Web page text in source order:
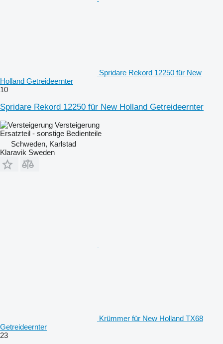
Spridare Rekord 12250 für New
Holland Getreideernter
10
Spridare Rekord 12250 für New Holland Getreideernter
Versteigerung
Ersatzteil - sonstige Bedienteile
Schweden, Karlstad
Klaravik Sweden
Krümmer für New Holland TX68
Getreideernter
23